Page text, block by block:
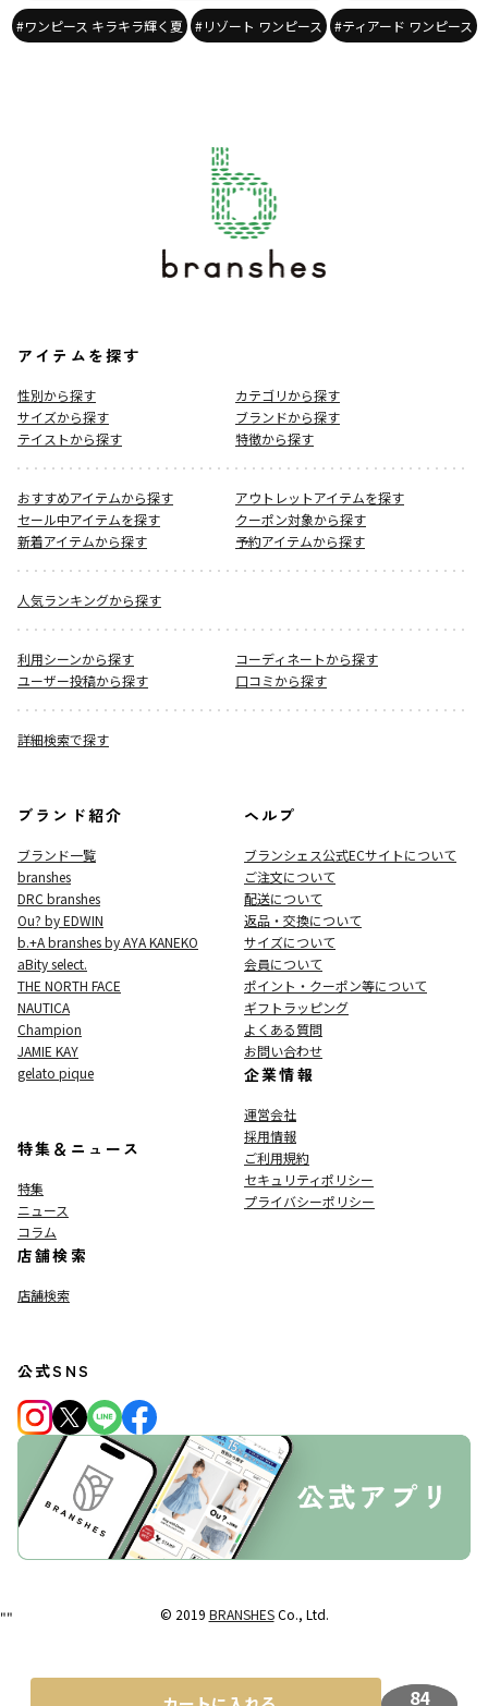
#ワンピース キラキラ輝く夏 #リゾート ワンピース #ティアード ワンピース
84
アイテムを探す
性別から探す
カテゴリから探す
サイズから探す
ブランドから探す
テイストから探す
特徴から探す
おすすめアイテムから探す
アウトレットアイテムを探す
セール中アイテムを探す
クーポン対象から探す
新着アイテムから探す
予約アイテムから探す
人気ランキングから探す
利用シーンから探す
コーディネートから探す
ユーザー投稿から探す
口コミから探す
詳細検索で探す
ブランド紹介
ブランド一覧
branshes
DRC branshes
Ou? by EDWIN
b.+A branshes by AYA KANEKO
aBity select.
THE NORTH FACE
NAUTICA
Champion
JAMIE KAY
gelato pique
特集＆ニュース
特集
ニュース
コラム
店舗検索
店舗検索
ヘルプ
ブランシェス公式ECサイトについて
ご注文について
配送について
返品・交換について
サイズについて
会員について
ポイント・クーポン等について
ギフトラッピング
よくある質問
お問い合わせ
企業情報
運営会社
採用情報
ご利用規約
セキュリティポリシー
プライバシーポリシー
公式SNS
© 2019 BRANSHESCo., Ltd.
""